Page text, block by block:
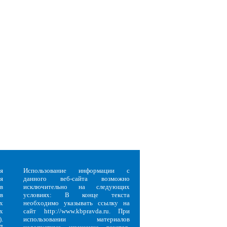
Использование информации с
данного веб-сайта возможно
исключительно на следующих
условиях: В конце текста
необходимо указывать ссылку на
сайт http://www.kbpravda.ru. При
использовании материалов